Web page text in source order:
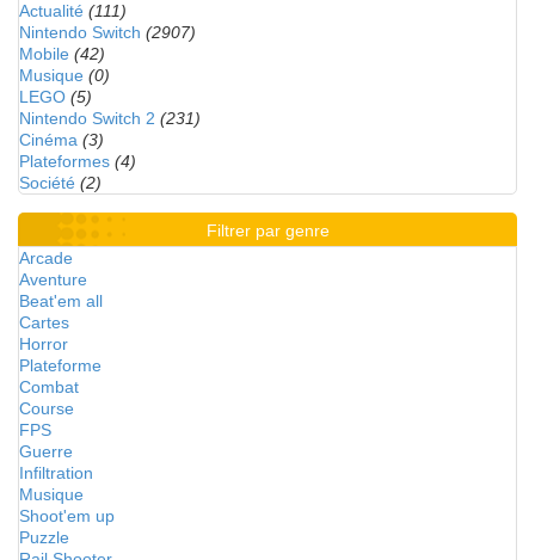
Actualité (111)
Nintendo Switch (2907)
Mobile (42)
Musique (0)
LEGO (5)
Nintendo Switch 2 (231)
Cinéma (3)
Plateformes (4)
Société (2)
Filtrer par genre
Arcade
Aventure
Beat'em all
Cartes
Horror
Plateforme
Combat
Course
FPS
Guerre
Infiltration
Musique
Shoot'em up
Puzzle